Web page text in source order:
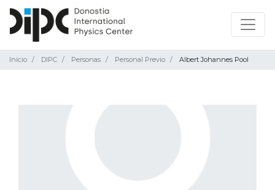
Inicio DIPC Personas Personal Previo Albert Johannes Pool